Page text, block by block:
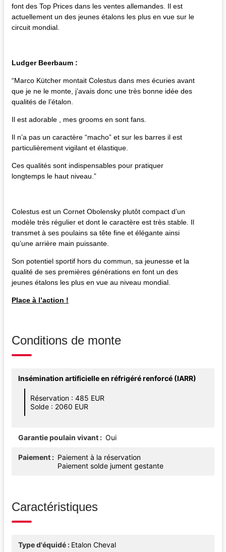
font des Top Prices dans les ventes allemandes. Il est
actuellement un des jeunes étalons les plus en vue sur le
circuit mondial.
Ludger Beerbaum :
“Marco Kütcher montait Colestus dans mes écuries avant
que je ne le monte, j’avais donc une très bonne idée des
qualités de l’étalon.
Il est adorable , mes grooms en sont fans.
Il n’a pas un caractère “macho” et sur les barres il est
particulièrement vigilant et élastique.
Ces qualités sont indispensables pour pratiquer
longtemps le haut niveau.”
Colestus est un Cornet Obolensky plutôt compact d’un
modèle très régulier et dont le caractère est très stable. Il
transmet à ses poulains sa tête fine et élégante ainsi
qu’une arrière main puissante.
Son potentiel sportif hors du commun, sa jeunesse et la
qualité de ses premières générations en font un des
jeunes étalons les plus en vue au niveau mondial.
Place à l’action !
Conditions de monte
Insémination artificielle en réfrigéré renforcé (IARR)
Réservation : 485 EUR
Solde : 2060 EUR
Garantie poulain vivant Oui
Paiement
Paiement à la réservation
Paiement solde jument gestante
Caractéristiques
Type d'équidé Etalon Cheval